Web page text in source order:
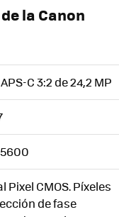
la Canon
C 3:2 de 24,2 MP
Pixel CMOS. Píxeles
de fase